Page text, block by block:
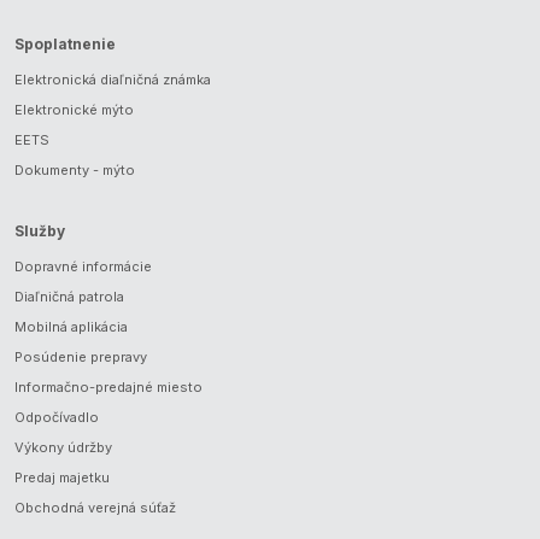
Spoplatnenie
Elektronická diaľničná známka
Elektronické mýto
EETS
Dokumenty - mýto
Služby
Dopravné informácie
Diaľničná patrola
Mobilná aplikácia
Posúdenie prepravy
Informačno-predajné miesto
Odpočívadlo
Výkony údržby
Predaj majetku
Obchodná verejná súťaž